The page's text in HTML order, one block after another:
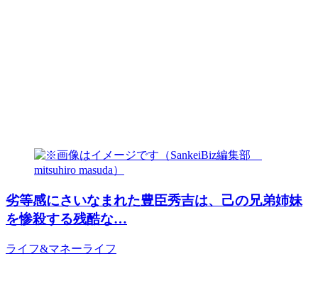
劣等感にさいなまれた豊臣秀吉は、己の兄弟姉妹
を惨殺する残酷な…
ライフ&マネーライフ